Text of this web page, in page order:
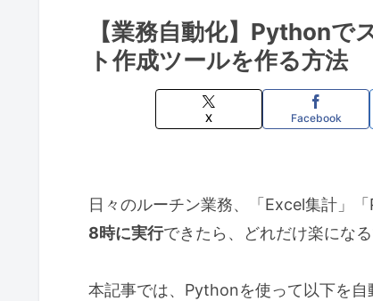
【業務自動化】Pythonで
ト作成ツールを作る方法
X Facebook
日々のルーチン業務、「Excel集計」
8時に実行できたら、どれだけ楽にな
本記事では、Pythonを使って以下を自